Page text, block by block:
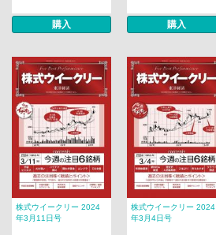
購入 購入
株式ウイークリー 2024
年3月11日号
株式ウイークリー 2024
年3月4日号